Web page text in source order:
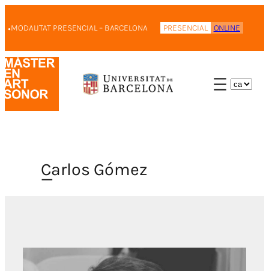
al
·MODALITAT PRESENCIAL – BARCELONA PRESENCIAL ONLINE
TRIEU
Carlos Gómez